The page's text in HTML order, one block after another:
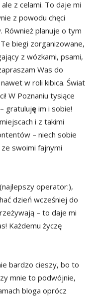
z celami. To daje mi
z powodu chęci
Również planuje o tym
biegi zorganizowane,
z wózkami, psami,
Was do
w roli kibica. Świat
W Poznaniu tysiące
gratuluję im i sobie!
i z takimi
– niech sobie
swoimi fajnymi
operator:),
dzień wcześniej do
– to daje mi
Każdemu życzę
bardzo cieszy, bo to
mnie to podwójnie,
bloga oprócz